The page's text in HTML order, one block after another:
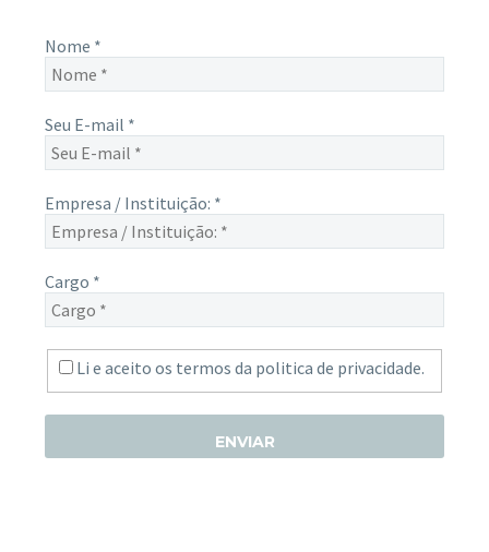
Nome *
Seu E-mail *
Empresa / Instituição: *
Cargo *
Li e aceito os termos da politica de privacidade.